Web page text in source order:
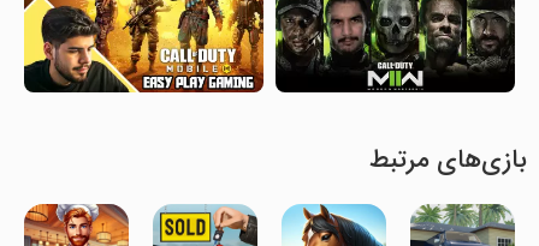
بازی‌های مرتبط